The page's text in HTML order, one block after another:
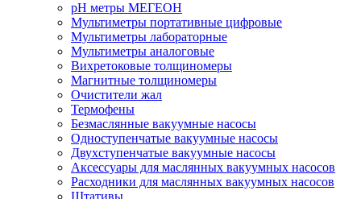
рН метры МЕГЕОН
Мультиметры портативные цифровые
Мультиметры лабораторные
Мультиметры аналоговые
Вихретоковые толщиномеры
Магнитные толщиномеры
Очистители жал
Термофены
Безмаслянные вакуумные насосы
Одноступенчатые вакуумные насосы
Двухступенчатые вакуумные насосы
Аксессуары для маслянных вакуумных насосов
Расходники для маслянных вакуумных насосов
Штативы